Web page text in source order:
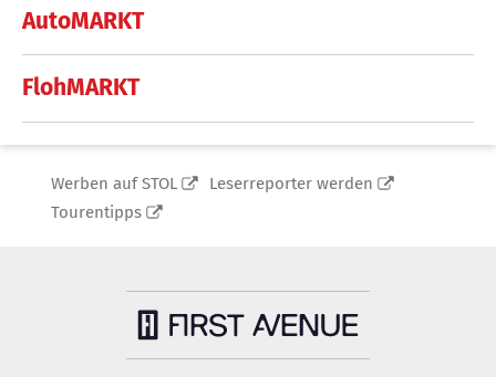
AutoMARKT
FlohMARKT
Werben auf STOL
Leserreporter werden
Tourentipps